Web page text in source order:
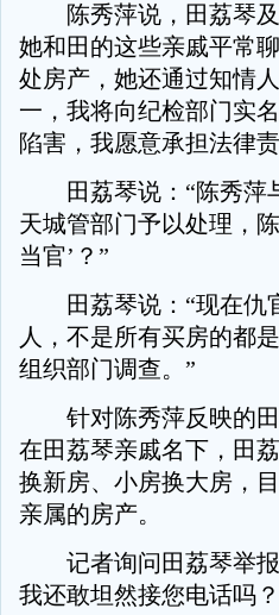
陈秀萍说，田荔琴及
她和田的这些亲戚平常
处房产，她还通过知情
一，我将向纪检部门实
陷害，我愿意承担法律
田荔琴说：“陈秀萍
天城管部门予以处理，
当官’？”
田荔琴说：“现在仇
人，不是所有买房的都
组织部门调查。”
针对陈秀萍反映的田
在田荔琴亲戚名下，田
换新房、小房换大房，
亲属的房产。
记者询问田荔琴举报
我还敢坦然接您电话吗